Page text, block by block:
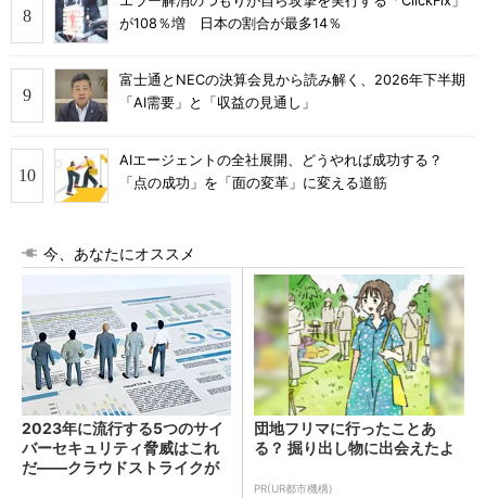
が108％増 日本の割合が最多14％
富士通とNECの決算会見から読み解く、2026年下半期
「AI需要」と「収益の見通し」
AIエージェントの全社展開、どうやれば成功する？
「点の成功」を「面の変革」に変える道筋
今、あなたにオススメ
2023年に流行する5つのサイ
バーセキュリティ脅威はこれ
だ――クラウドストライクが
団地フリマに行ったことあ
る？ 掘り出し物に出会えたよ
PR(UR都市機構)